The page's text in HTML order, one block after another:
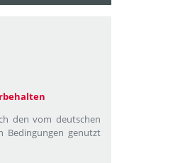
den vom deutschen
Bedingungen genutzt